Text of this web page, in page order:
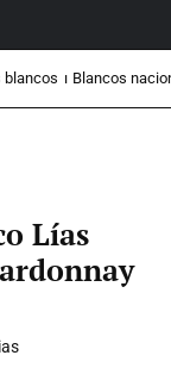
blancos Blancos
Lías